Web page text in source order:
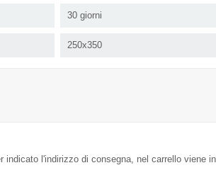
30 giorni
250x350
l'indirizzo di consegna, nel carrello viene